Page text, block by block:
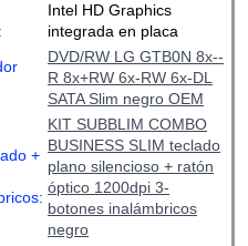
Intel HD Graphics
integrada en placa
DVD/RW LG GTB0N 8x--
R 8x+RW 6x-RW 6x-DL
SATA Slim negro OEM
+
KIT SUBBLIM COMBO
BUSINESS SLIM teclado
plano silencioso + ratón
óptico 1200dpi 3-
botones inalámbricos
negro